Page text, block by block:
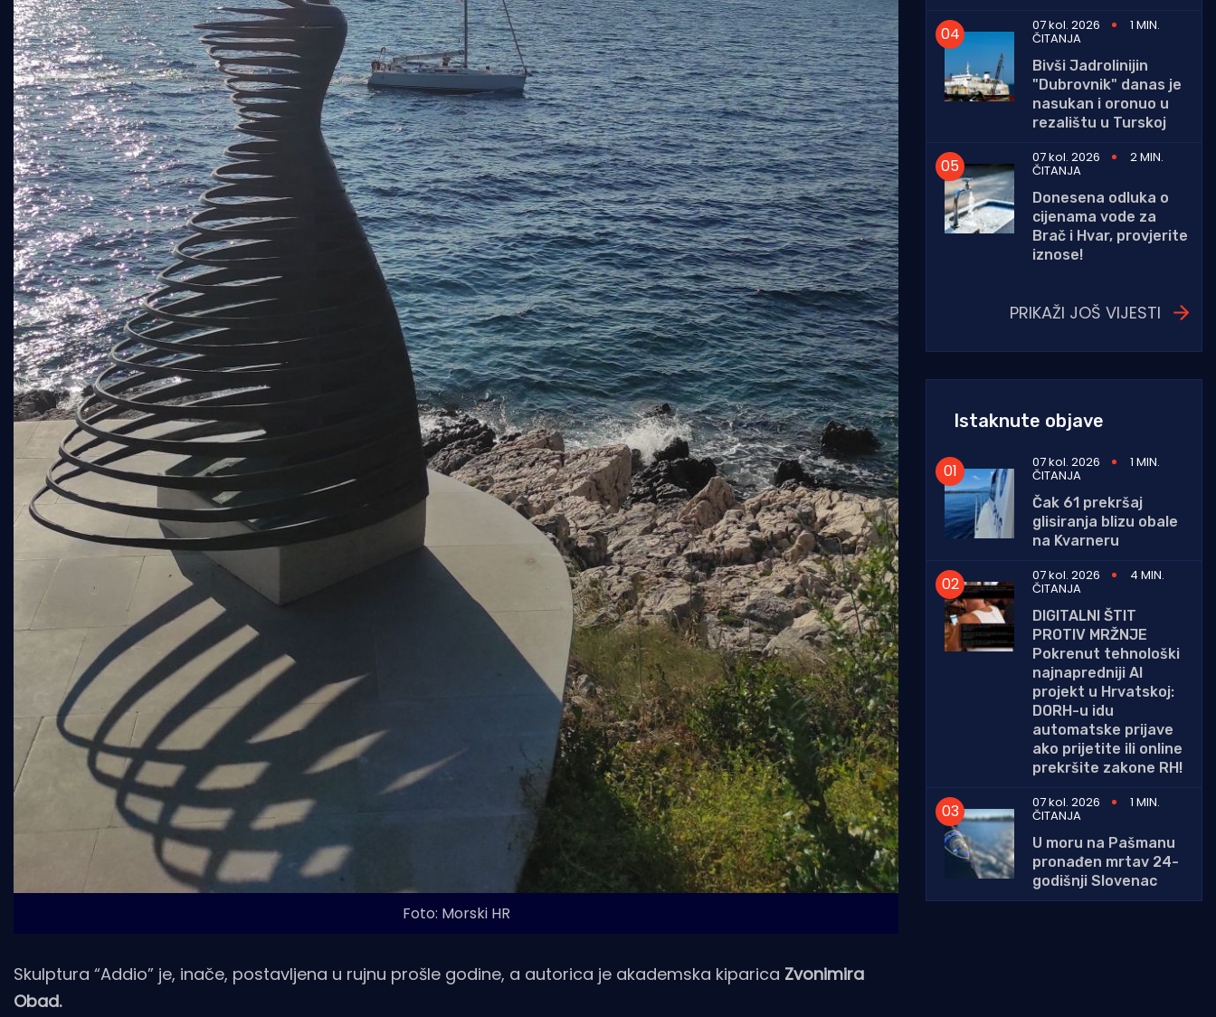
Foto: Morski HR
Skulptura “Addio” je, inače, postavljena u rujnu prošle godine, a autorica je akademska kiparica Zvonimira
Obad.
07 kol. 2026
1 MIN.
ČITANJA
Bivši Jadrolinijin
"Dubrovnik" danas je
nasukan i oronuo u
rezalištu u Turskoj
07 kol. 2026
2 MIN.
ČITANJA
Donesena odluka o
cijenama vode za
Brač i Hvar, provjerite
iznose!
PRIKAŽI JOŠ VIJESTI
Istaknute objave
07 kol. 2026 1 MIN.
ČITANJA
Čak 61 prekršaj
glisiranja blizu obale
na Kvarneru
07 kol. 2026
4 MIN.
ČITANJA
DIGITALNI ŠTIT
PROTIV MRŽNJE
Pokrenut tehnološki
najnapredniji AI
projekt u Hrvatskoj:
DORH-u idu
automatske prijave
ako prijetite ili online
prekršite zakone RH!
07 kol. 2026
1 MIN.
ČITANJA
U moru na Pašmanu
pronađen mrtav 24-
godišnji Slovenac